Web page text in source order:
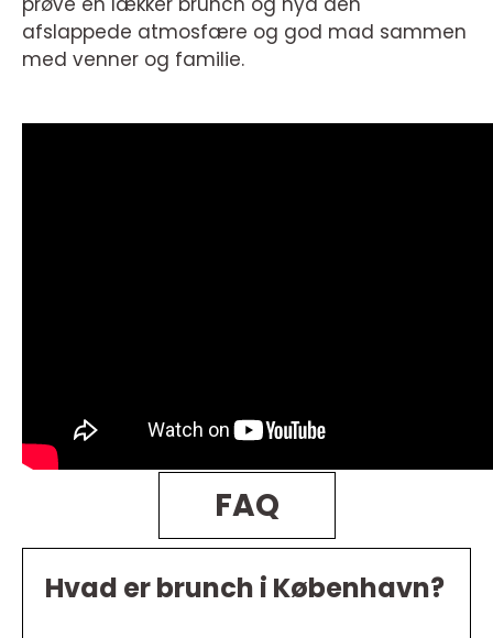
afslappede atmosfære og god mad sammen
med venner og familie.
FAQ
Hvad er brunch i København?